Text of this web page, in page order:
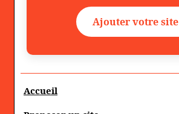
Ajouter votre site
Accueil